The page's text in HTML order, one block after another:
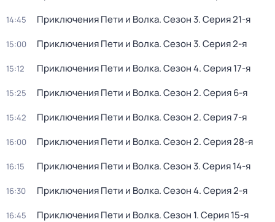
14:45 Приключения Пети и Волка. Сезон 3. Серия 21-я
15:00 Приключения Пети и Волка. Сезон 3. Серия 2-я
15:12 Приключения Пети и Волка. Сезон 4. Серия 17-я
15:25 Приключения Пети и Волка. Сезон 2. Серия 6-я
15:42 Приключения Пети и Волка. Сезон 2. Серия 7-я
16:00 Приключения Пети и Волка. Сезон 2. Серия 28-я
16:15 Приключения Пети и Волка. Сезон 3. Серия 14-я
16:30 Приключения Пети и Волка. Сезон 4. Серия 2-я
16:45 Приключения Пети и Волка. Сезон 1. Серия 15-я